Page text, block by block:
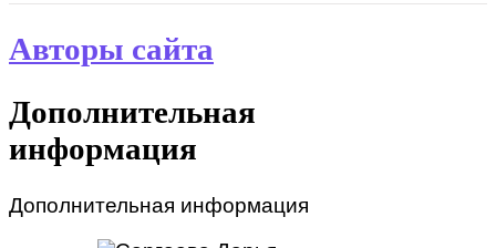
Авторы сайта
Дополнительная
информация
Дополнительная информация